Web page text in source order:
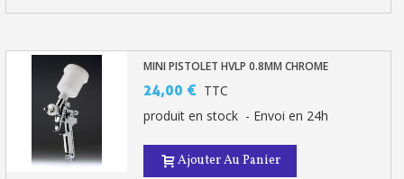
MINI PISTOLET HVLP 0.8MM CHROME
24,00 € TTC
produit en stock - Envoi en 24h
Ajouter Au Panier